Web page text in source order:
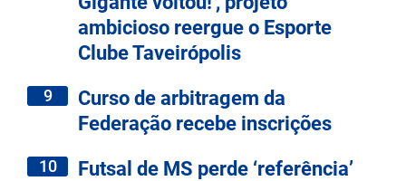
ambicioso reergue o Esporte
Clube Taveirópolis
9
Curso de arbitragem da
Federação recebe inscrições
10
Futsal de MS perde ‘referência’